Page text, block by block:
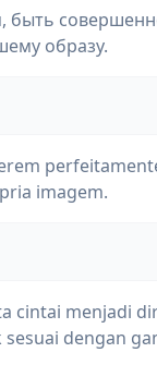
быть
образу.
imagem.
cintai menjadi
dengan